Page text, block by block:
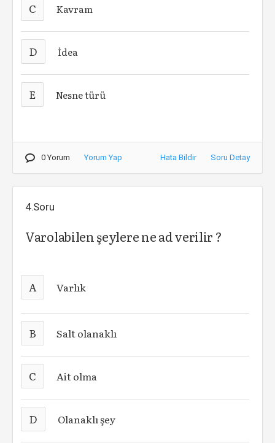
C Kavram
D İdea
E Nesne türü
0 Yorum Yorum Yap Hata Bildir Soru Detay
4.Soru
Varolabilen şeylere ne ad verilir ?
A Varlık
B Salt olanaklı
C Ait olma
D Olanaklı şey